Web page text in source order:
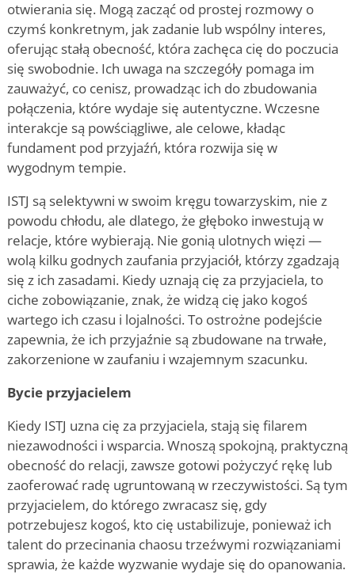
otwierania się. Mogą zacząć od prostej rozmowy o
czymś konkretnym, jak zadanie lub wspólny interes,
oferując stałą obecność, która zachęca cię do poczucia
się swobodnie. Ich uwaga na szczegóły pomaga im
zauważyć, co cenisz, prowadząc ich do zbudowania
połączenia, które wydaje się autentyczne. Wczesne
interakcje są powściągliwe, ale celowe, kładąc
fundament pod przyjaźń, która rozwija się w
wygodnym tempie.
ISTJ są selektywni w swoim kręgu towarzyskim, nie z
powodu chłodu, ale dlatego, że głęboko inwestują w
relacje, które wybierają. Nie gonią ulotnych więzi —
wolą kilku godnych zaufania przyjaciół, którzy zgadzają
się z ich zasadami. Kiedy uznają cię za przyjaciela, to
ciche zobowiązanie, znak, że widzą cię jako kogoś
wartego ich czasu i lojalności. To ostrożne podejście
zapewnia, że ich przyjaźnie są zbudowane na trwałe,
zakorzenione w zaufaniu i wzajemnym szacunku.
Bycie przyjacielem
Kiedy ISTJ uzna cię za przyjaciela, stają się filarem
niezawodności i wsparcia. Wnoszą spokojną, praktyczną
obecność do relacji, zawsze gotowi pożyczyć rękę lub
zaoferować radę ugruntowaną w rzeczywistości. Są tym
przyjacielem, do którego zwracasz się, gdy
potrzebujesz kogoś, kto cię ustabilizuje, ponieważ ich
talent do przecinania chaosu trzeźwymi rozwiązaniami
sprawia, że każde wyzwanie wydaje się do opanowania.